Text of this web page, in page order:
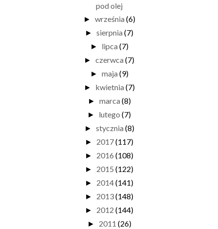
pod olej
► września (6)
► sierpnia (7)
► lipca (7)
► czerwca (7)
► maja (9)
► kwietnia (7)
► marca (8)
► lutego (7)
► stycznia (8)
► 2017(117)
► 2016 (108)
► 2015 (122)
► 2014(141)
► 2013(148)
► 2012 (144)
► 2011 (26)